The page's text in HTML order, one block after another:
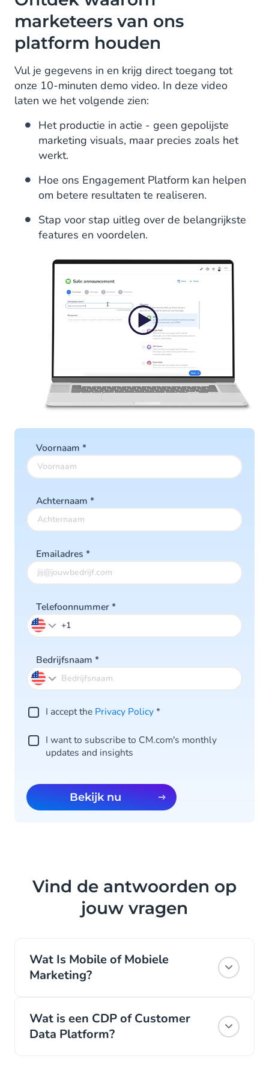
marketeers van ons
platform houden
Vul je gegevens in en krijg direct toegang tot
onze 10-minuten demo video. In deze video
laten we het volgende zien:
Het productie in actie - geen gepolijste
marketing visuals, maar precies zoals het
werkt.
Hoe ons Engagement Platform kan helpen
om betere resultaten te realiseren.
Stap voor stap uitleg over de belangrijkste
features en voordelen.
Voornaam *
Achternaam *
Emailadres *
Telefoonnummer*
Bedrijfsnaam *
I accept the Privacy Policy*
I want to subscribe to CM.com's monthly
updates and insights
Bekijk nu
Vind de antwoorden op
jouw vragen
Wat Is Mobile of Mobiele
Marketing?
marketing toe met een focus op mobiele
apparaten zoals smartphones en tablets.
Wat is een CDP of Customer
Data Platform?